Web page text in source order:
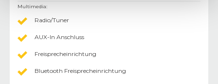
Multimedia:
Radio/Tuner
AUX-In Anschluss
Freisprecheinrichtung
Bluetooth Freisprecheinrichtung